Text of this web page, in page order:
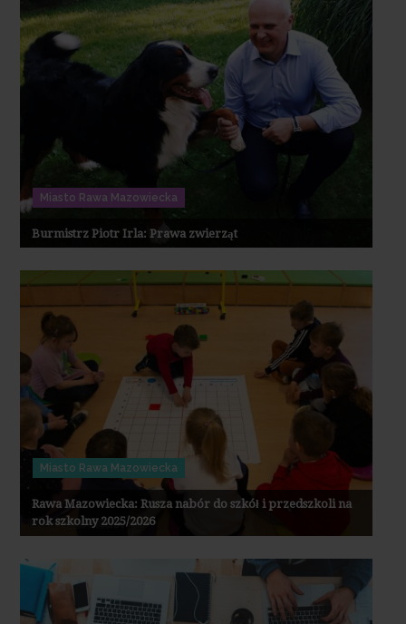
Miasto Rawa Mazowiecka
Burmistrz Piotr Irla: Prawa zwierząt
Miasto Rawa Mazowiecka
Rawa Mazowiecka: Rusza nabór do szkół i przedszkoli na
rok szkolny 2025/2026